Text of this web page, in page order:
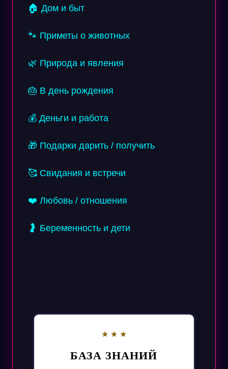
🏠 Дом и быт
🐾 Приметы о животных
🌿 Природа и явления
🎂 В день рождения
💰 Деньги и работа
🎁 Подарки дарить / получить
🥰 Свидания и встречи
❤️ Любовь / отношения
🤰 Беременность и дети
БАЗА ЗНАНИЙ